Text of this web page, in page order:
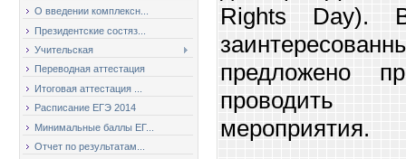
О введении комплексн...
Президентские состяз...
Учительская
Переводная аттестация
Итоговая аттестация ...
Расписание ЕГЭ 2014
Минимальные баллы ЕГ...
Отчет по результатам...
Rights Day).
предложено
проводить
мероприятия.